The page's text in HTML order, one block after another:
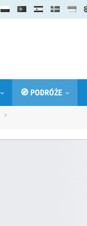
🧭 PODRÓŻE